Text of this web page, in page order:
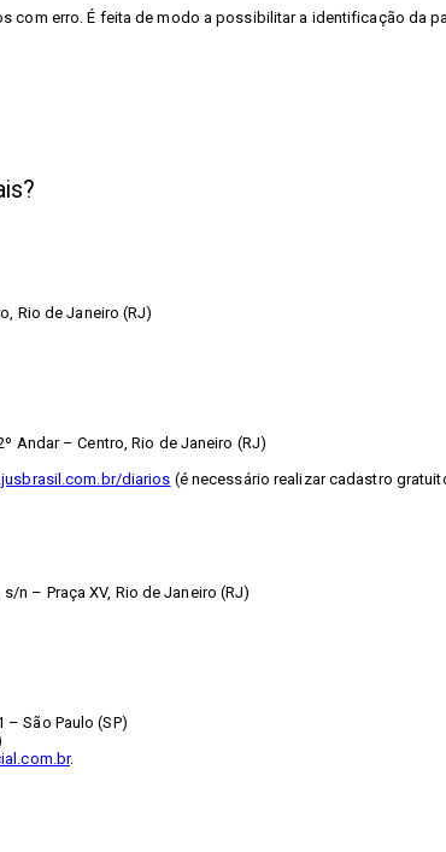
com erro. É feita de modo a possibilitar a identificação da
Rio de Janeiro (RJ)
Andar – Centro, Rio de Janeiro (RJ)
diarios (é necessário realizar cadastro
n – Praça XV, Rio de Janeiro (RJ)
– São Paulo (SP)
.